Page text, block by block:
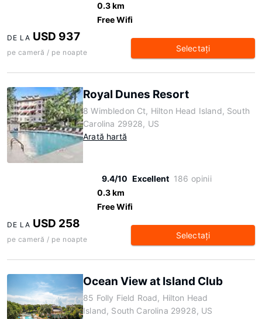
0.3 km
Free Wifi
DE LA USD 937
pe cameră / pe noapte Selectaţi
Royal Dunes Resort
8 Wimbledon Ct, Hilton Head Island, South
Carolina 29928, US
Arată hartă
9.4/10 Excellent 186 opinii
0.3 km
Free Wifi
DE LA USD 258
pe cameră / pe noapte Selectaţi
Ocean View at Island Club
85 Folly Field Road, Hilton Head
Island, South Carolina 29928, US